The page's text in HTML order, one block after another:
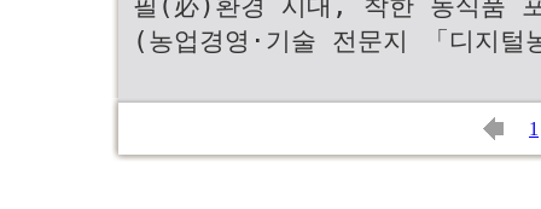
(농업경영·기술 전문지 「디지
1